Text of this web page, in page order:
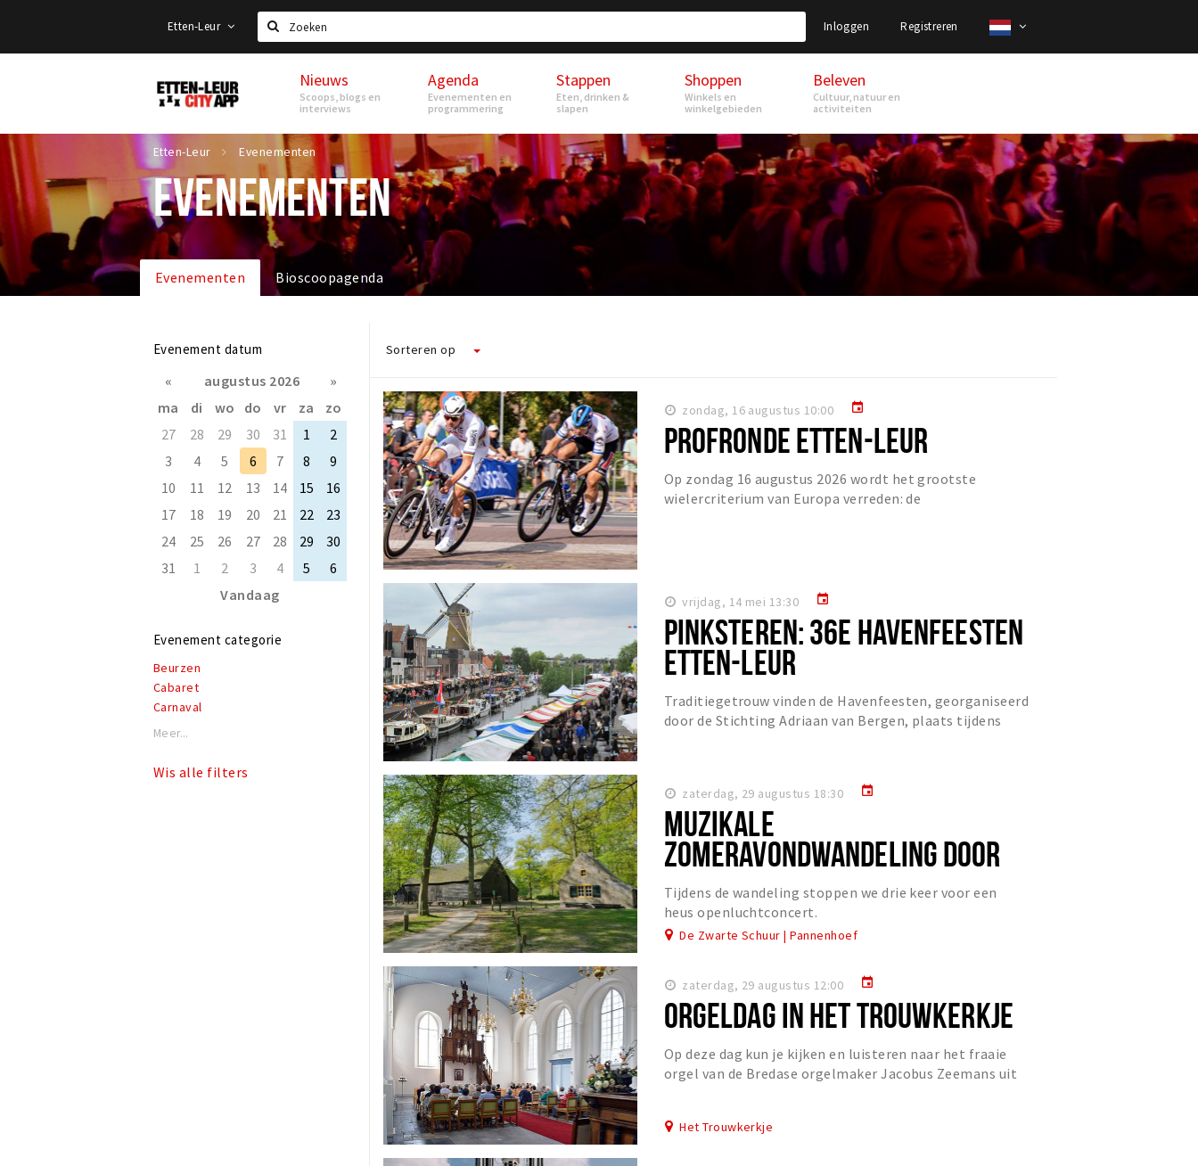
Etten-Leur
Zoeken
Inloggen Registreren
Etten-
Leur
Nieuws
Scoops, blogs en
interviews
Agenda
Evenementen en
programmering
Stappen
Eten, drinken &
slapen
Shoppen
Winkels en
winkelgebieden
Beleven
Cultuur, natuur en
activiteiten
Etten-Leur Evenementen
EVENEMENTEN
Evenementen Bioscoopagenda
Evenement datum
« augustus 2026
»
ma
di wo do vr za
zo
27
28 29 30 31 1
2
3
4 5 6 7 8
9
10
11 12 13 14 15
16
17
18 19 20 21 22
23
24
25 26 27 28 29
30
31
1 2 3 4 5
6
Vandaag
Evenement categorie
Beurzen
Cabaret
Carnaval
Concerten & live muziek
Exposities
Meer...
Wis alle filters
Sorteren op
zondag, 16 augustus 10:00 event
PROFRONDE ETTEN-LEUR
Op zondag 16 augustus 2026 wordt het grootste
wielercriterium van Europa verreden: de
vrijdag, 14 mei 13:30 event
PINKSTEREN: 36E HAVENFEESTEN
ETTEN-LEUR
Traditiegetrouw vinden de Havenfeesten, georganiseerd
door de Stichting Adriaan van Bergen, plaats tijdens
zaterdag, 29 augustus 18:30 event
MUZIKALE
ZOMERAVONDWANDELING DOOR
DE PANNENHOEF
Tijdens de wandeling stoppen we drie keer voor een
heus openluchtconcert.
De Zwarte Schuur | Pannenhoef
zaterdag, 29 augustus 12:00 event
ORGELDAG IN HET TROUWKERKJE
Op deze dag kun je kijken en luisteren naar het fraaie
orgel van de Bredase orgelmaker Jacobus Zeemans uit
Het Trouwkerkje